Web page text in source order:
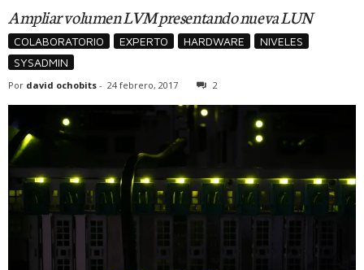
Ampliar volumen LVM presentando nueva LUN
COLABORATORIO EXPERTO HARDWARE
NIVELES
SYSADMIN
Por david ochobits - 24 febrero, 2017 2